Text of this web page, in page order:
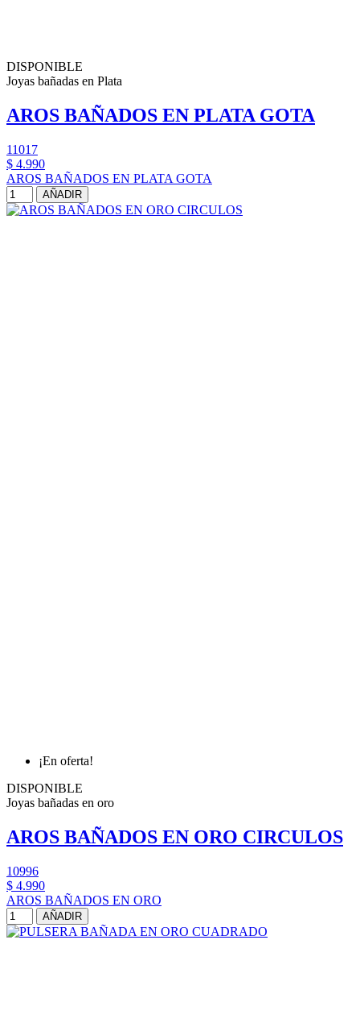
DISPONIBLE
Joyas bañadas en Plata
AROS BAÑADOS EN PLATA GOTA
11017
$ 4.990
AROS BAÑADOS EN PLATA GOTA
AÑADIR
¡En oferta!
DISPONIBLE
Joyas bañadas en oro
AROS BAÑADOS EN ORO CIRCULOS
10996
$ 4.990
AROS BAÑADOS EN ORO
AÑADIR